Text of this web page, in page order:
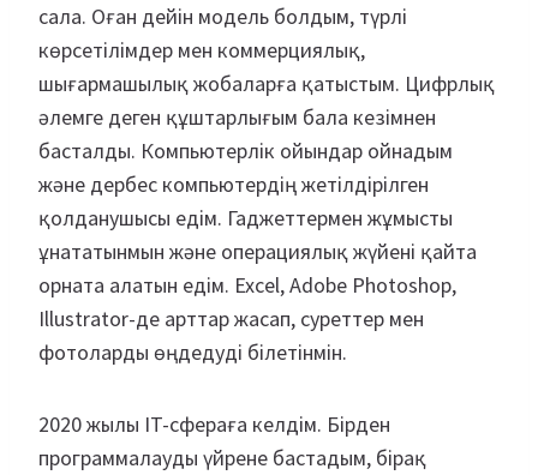
сала. Оған дейін модель болдым, түрлі
көрсетілімдер мен коммерциялық,
шығармашылық жобаларға қатыстым. Цифрлық
әлемге деген құштарлығым бала кезімнен
басталды. Компьютерлік ойындар ойнадым
және дербес компьютердің жетілдірілген
қолданушысы едім. Гаджеттермен жұмысты
ұнататынмын және операциялық жүйені қайта
орната алатын едім. Excel, Adobe Photoshop,
Illustrator-де арттар жасап, суреттер мен
фотоларды өңдедуді білетінмін.
2020 жылы IT-сфераға келдім. Бірден
программалауды үйрене бастадым, бірақ